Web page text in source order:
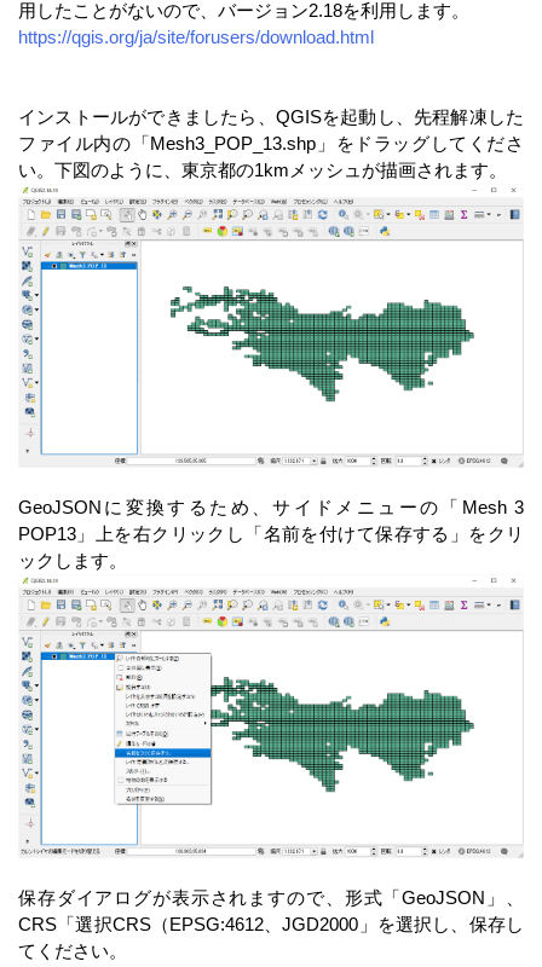
用したことがないので、バージョン2.18を利用します。
https://qgis.org/ja/site/forusers/download.html
インストールができましたら、QGISを起動し、先程解凍した
ファイル内の「Mesh3_POP_13.shp」をドラッグしてくださ
い。下図のように、東京都の1kmメッシュが描画されます。
GeoJSONに変換するため、サイドメニューの「Mesh 3
POP13」上を右クリックし「名前を付けて保存する」をクリ
ックします。
保存ダイアログが表示されますので、形式「GeoJSON」、
CRS「選択CRS（EPSG:4612、JGD2000」を選択し、保存し
てください。